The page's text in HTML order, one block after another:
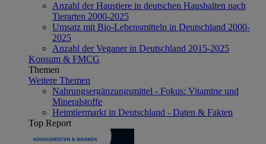
Anzahl der Haustiere in deutschen Haushalten nach
Tierarten 2000-2025
Umsatz mit Bio-Lebensmitteln in Deutschland 2000-
2025
Anzahl der Veganer in Deutschland 2015-2025
Konsum & FMCG
Themen
Weitere Themen
Nahrungsergänzungsmittel - Fokus: Vitamine und
Mineralstoffe
Heimtiermarkt in Deutschland - Daten & Fakten
Top Report